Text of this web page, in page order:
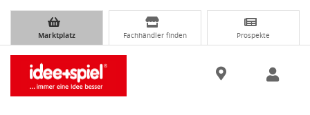
Marktplatz Fachhändler finden Prospekte